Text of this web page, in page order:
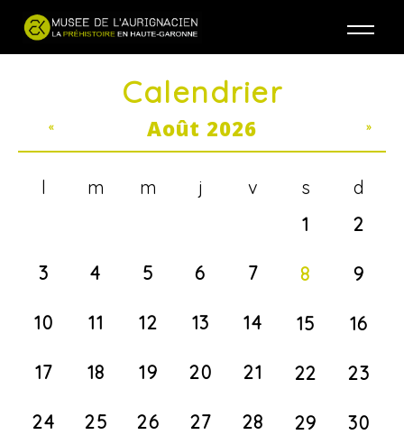
Calendrier
Août 2026
« »
l m m j v s
d
1
2
3 4 5 6 7 8 9
10 11 12 13 14 15 16
17 18 19 20 21 22 23
24 25 26 27 28 29 30